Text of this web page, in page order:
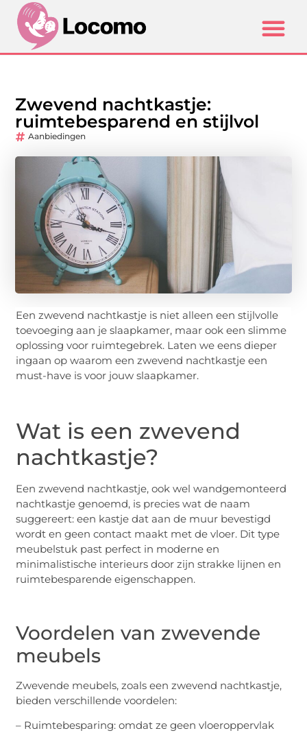
Zwevend nachtkastje:
ruimtebesparend en stijlvol
Aanbiedingen
Een zwevend nachtkastje is niet alleen een stijlvolle
toevoeging aan je slaapkamer, maar ook een slimme
oplossing voor ruimtegebrek. Laten we eens dieper
ingaan op waarom een zwevend nachtkastje een
must-have is voor jouw slaapkamer.
Wat is een zwevend
nachtkastje?
Een zwevend nachtkastje, ook wel wandgemonteerd
nachtkastje genoemd, is precies wat de naam
suggereert: een kastje dat aan de muur bevestigd
wordt en geen contact maakt met de vloer. Dit type
meubelstuk past perfect in moderne en
minimalistische interieurs door zijn strakke lijnen en
ruimtebesparende eigenschappen.
Voordelen van zwevende
meubels
Zwevende meubels, zoals een zwevend nachtkastje,
bieden verschillende voordelen:
– Ruimtebesparing: omdat ze geen vloeroppervlak